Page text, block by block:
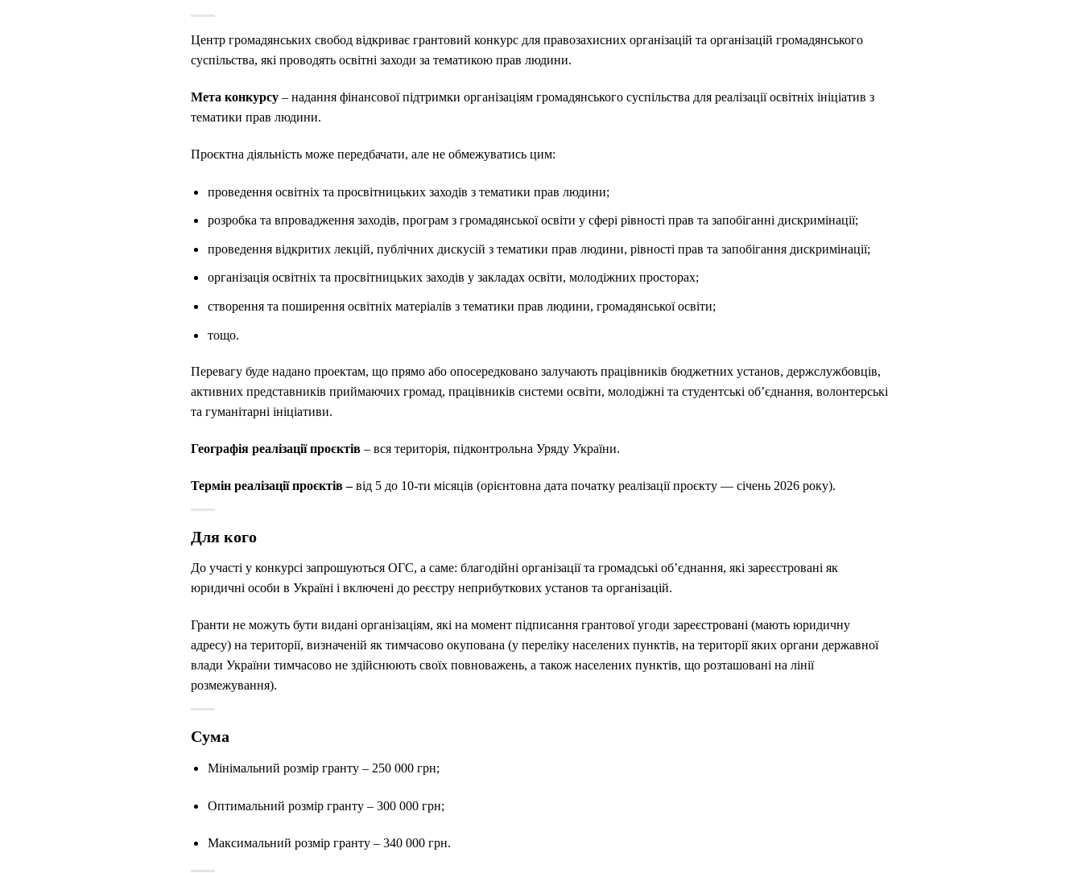
Центр громадянських свобод відкриває грантовий конкурс для правозахисних організацій та організацій громадянського
суспільства, які проводять освітні заходи за тематикою прав людини.
Мета конкурсу – надання фінансової підтримки організаціям громадянського суспільства для реалізації освітніх ініціатив з
тематики прав людини.
Проєктна діяльність може передбачати, але не обмежуватись цим:
проведення освітніх та просвітницьких заходів з тематики прав людини;
розробка та впровадження заходів, програм з громадянської освіти у сфері рівності прав та запобіганні дискримінації;
проведення відкритих лекцій, публічних дискусій з тематики прав людини, рівності прав та запобігання дискримінації;
організація освітніх та просвітницьких заходів у закладах освіти, молодіжних просторах;
створення та поширення освітніх матеріалів з тематики прав людини, громадянської освіти;
тощо.
Перевагу буде надано проектам, що прямо або опосередковано залучають працівників бюджетних установ, держслужбовців,
активних представників приймаючих громад, працівників системи освіти, молодіжні та студентські об’єднання, волонтерські
та гуманітарні ініціативи.
Географія реалізації проєктів – вся територія, підконтрольна Уряду України.
Термін реалізації проєктів –від 5 до 10-ти місяців (орієнтовна дата початку реалізації проєкту — січень 2026 року).
Для кого
До участі у конкурсі запрошуються ОГС, а саме: благодійні організації та громадські об’єднання, які зареєстровані як
юридичні особи в Україні і включені до реєстру неприбуткових установ та організацій.
Гранти не можуть бути видані організаціям, які на момент підписання грантової угоди зареєстровані (мають юридичну
адресу) на території, визначеній як тимчасово окупована (у переліку населених пунктів, на території яких органи державної
влади України тимчасово не здійснюють своїх повноважень, а також населених пунктів, що розташовані на лінії
розмежування).
Сума
Мінімальний розмір гранту – 250 000 грн;
Оптимальний розмір гранту – 300 000 грн;
Максимальний розмір гранту – 340 000 грн.